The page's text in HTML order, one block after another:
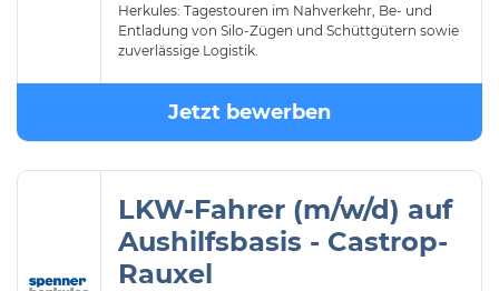
Herkules: Tagestouren im Nahverkehr, Be- und
Entladung von Silo-Zügen und Schüttgütern sowie
zuverlässige Logistik.
Jetzt bewerben
LKW-Fahrer (m/w/d) auf
Aushilfsbasis - Castrop-
Rauxel